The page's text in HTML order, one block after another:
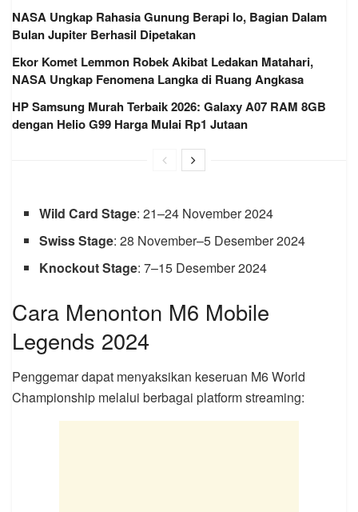
NASA Ungkap Rahasia Gunung Berapi Io, Bagian Dalam
Bulan Jupiter Berhasil Dipetakan
Ekor Komet Lemmon Robek Akibat Ledakan Matahari,
NASA Ungkap Fenomena Langka di Ruang Angkasa
HP Samsung Murah Terbaik 2026: Galaxy A07 RAM 8GB
dengan Helio G99 Harga Mulai Rp1 Jutaan
Wild Card Stage: 21–24 November 2024
Swiss Stage: 28 November–5 Desember 2024
Knockout Stage: 7–15 Desember 2024
Cara Menonton M6 Mobile
Legends 2024
Penggemar dapat menyaksikan keseruan M6 World
Championship melalui berbagai platform streaming: